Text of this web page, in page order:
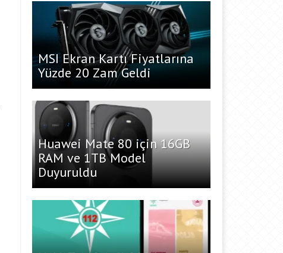
MSI Ekran Kartı Fiyatlarına
Yüzde 20 Zam Geldi
Huawei Mate 80 için 16GB
RAM ve 1TB Model
Duyuruldu